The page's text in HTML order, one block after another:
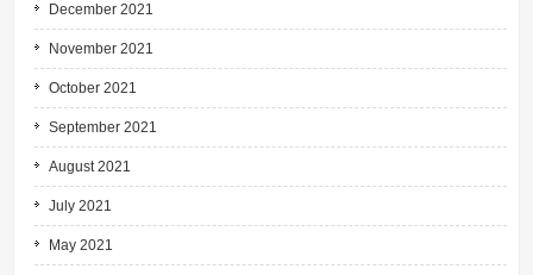
December 2021
November 2021
October 2021
September 2021
August 2021
July 2021
May 2021